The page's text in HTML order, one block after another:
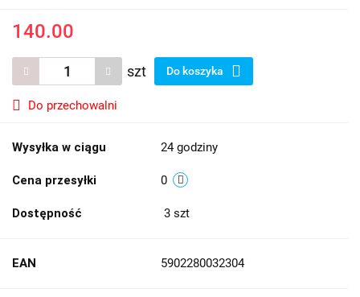
140.00
szt Do koszyka
Do przechowalni
Wysyłka w ciągu 24 godziny
Cena przesyłki 0
Dostępność 3 szt
EAN 5902280032304